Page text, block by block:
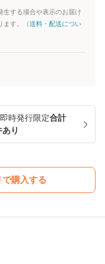
する場合や表示のお届け
ます。（送料・配送につい
時発行限定合計
り
購入する